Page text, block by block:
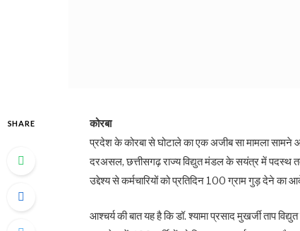
SHARE
कोरबा
प्रदेश के कोरबा से घोटाले का एक अजीब सा मामला सामने
दरअसल, छत्तीसगढ़ राज्य विद्युत मंडल के सयंत्र में पदस्थ
उद्देश्य से कर्मचारियों को प्रतिदिन 100 ग्राम गुड़ देने का
आश्चर्य की बात यह है कि डॉ. श्यामा प्रसाद मुखर्जी ताप